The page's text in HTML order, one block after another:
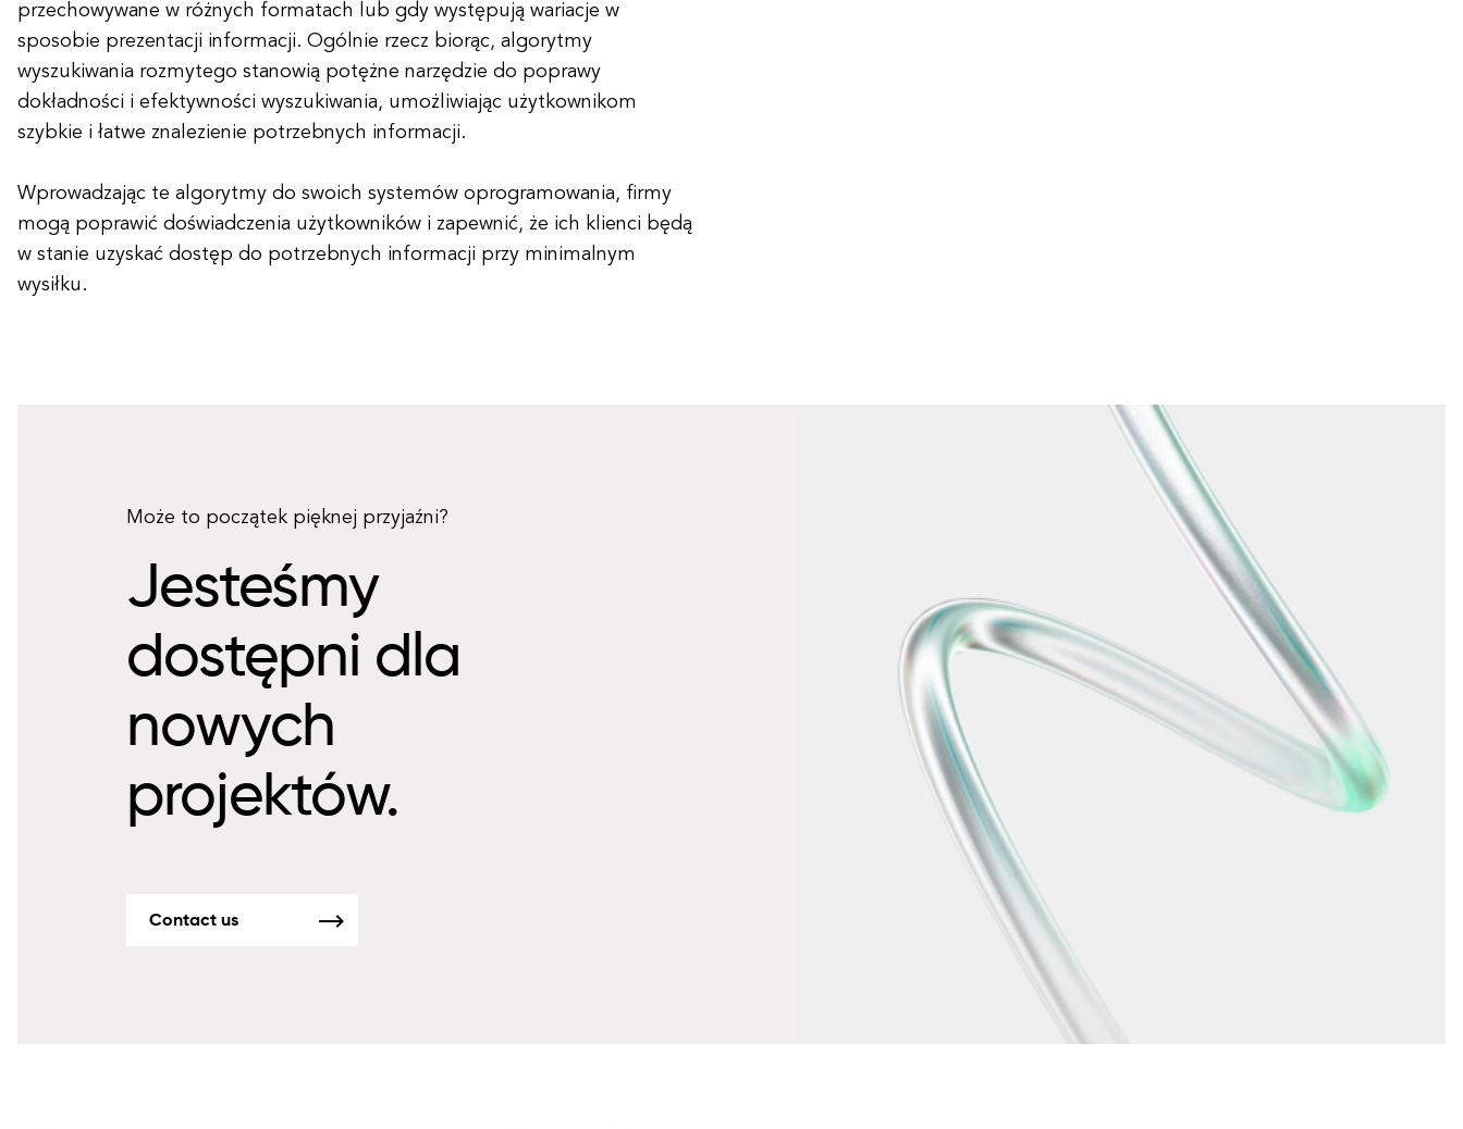
przechowywane w różnych formatach lub gdy występują wariacje w
sposobie prezentacji informacji. Ogólnie rzecz biorąc, algorytmy
wyszukiwania rozmytego stanowią potężne narzędzie do poprawy
dokładności i efektywności wyszukiwania, umożliwiając użytkownikom
szybkie i łatwe znalezienie potrzebnych informacji.
Wprowadzając te algorytmy do swoich systemów oprogramowania, firmy
mogą poprawić doświadczenia użytkowników i zapewnić, że ich klienci będą
w stanie uzyskać dostęp do potrzebnych informacji przy minimalnym
wysiłku.
Może to początek pięknej przyjaźni?
Jesteśmy
dostępni dla
nowych
projektów.
Contact us